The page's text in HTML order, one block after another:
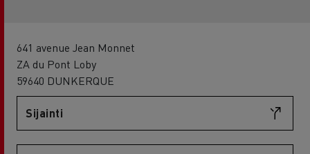
641 avenue Jean Monnet
ZA du Pont Loby
59640 DUNKERQUE
Sijainti